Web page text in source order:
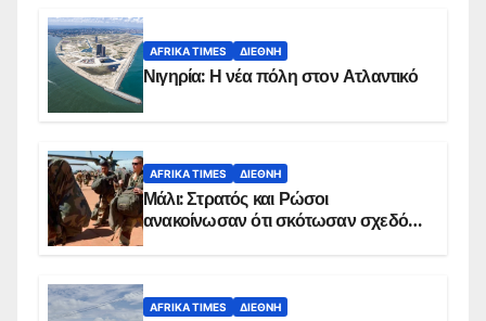
AFRIKA TIMES ΔΙΕΘΝΉ
Νιγηρία: Η νέα πόλη στον Ατλαντικό
AFRIKA TIMES ΔΙΕΘΝΉ
Μάλι: Στρατός και Ρώσοι
ανακοίνωσαν ότι σκότωσαν σχεδόν
AFRIKA TIMES ΔΙΕΘΝΉ